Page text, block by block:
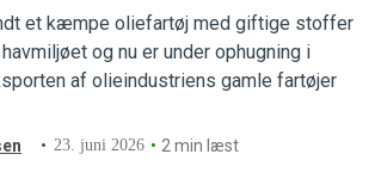
et kæmpe oliefartøj med giftige stoffer
og nu er under ophugning i
af olieindustriens gamle fartøjer
23. juni 2026 2 min læst